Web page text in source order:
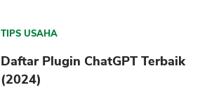
TIPS USAHA
Daftar Plugin ChatGPT Terbaik
(2024)